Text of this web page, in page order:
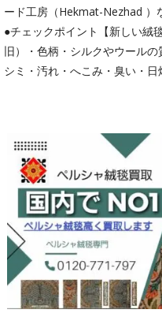
ード工房（Hekmat-Nezhad ）
●チェックポイント【新しい絨
旧）・色柄・シルクやウール
シミ・汚れ・へこみ・臭い・日